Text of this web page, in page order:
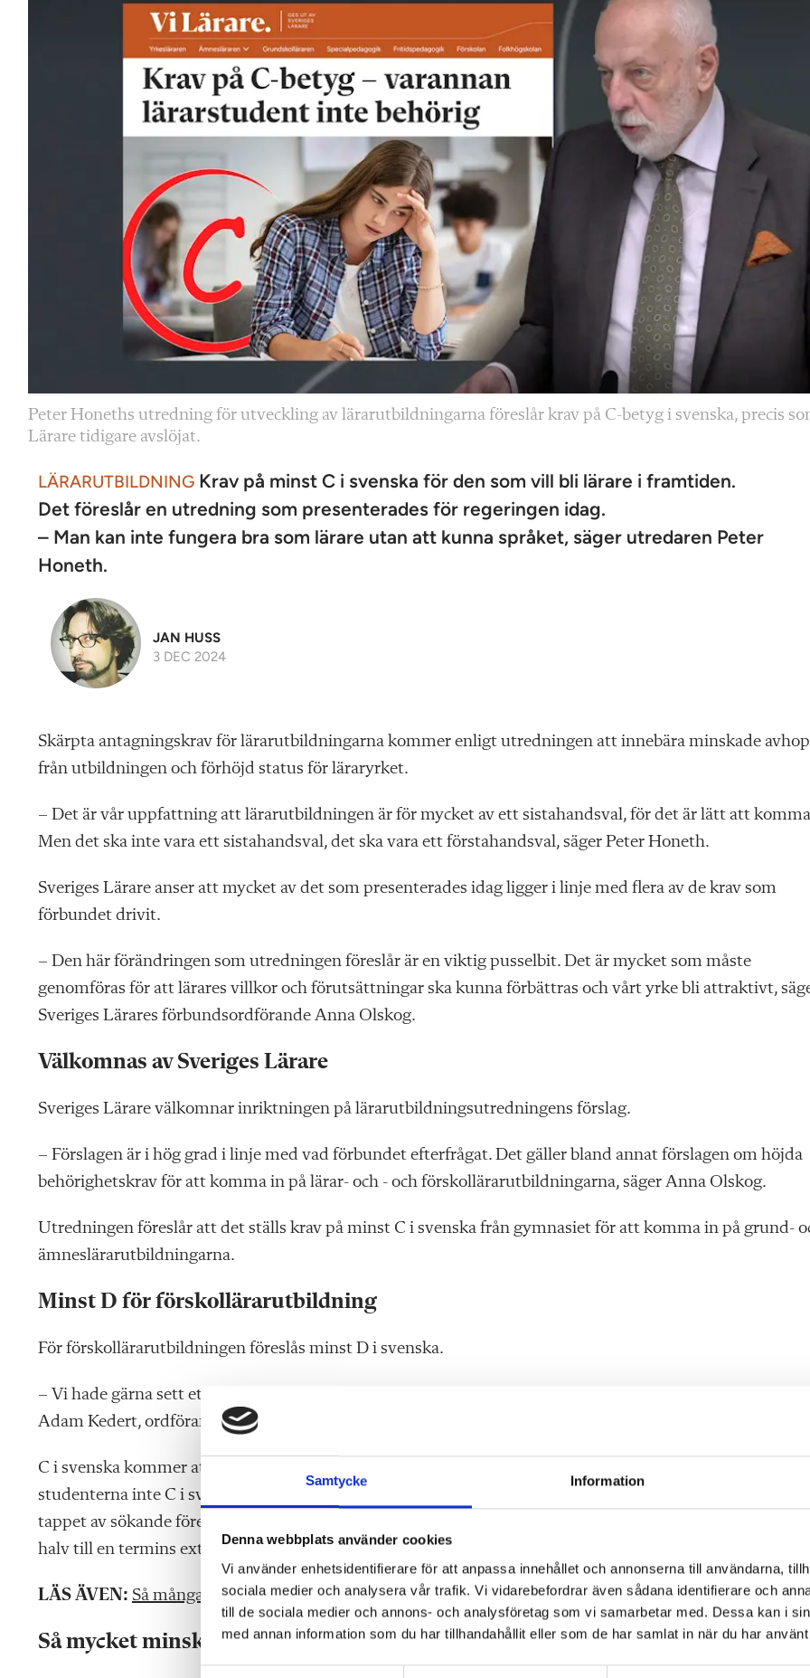
Samtycke Information
Denna webbplats använder cookies
Vi använder enhetsidentifierare för att anpassa innehållet och annonserna till användarna,
sociala medier och analysera vår trafik. Vi vidarebefordrar även sådana identifierare och
till de sociala medier och annons- och analysföretag som vi samarbetar med. Dessa kan i
med annan information som du har tillhandahållit eller som de har samlat in när du har
Peter Honeths utredning för utveckling av lärarutbildningarna föreslår krav på C-betyg i svenska, precis
Lärare tidigare avslöjat.
LÄRARUTBILDNING Krav på minst C i svenska för den som vill bli lärare i framtiden.
Det föreslår en utredning som presenterades för regeringen idag.
– Man kan inte fungera bra som lärare utan att kunna språket, säger utredaren Peter
Honeth.
JAN HUSS
3 DEC 2024
Skärpta antagningskrav för lärarutbildningarna kommer enligt utredningen att innebära minskade
från utbildningen och förhöjd status för läraryrket.
– Det är vår uppfattning att lärarutbildningen är för mycket av ett sistahandsval, för det är lätt att
Men det ska inte vara ett sistahandsval, det ska vara ett förstahandsval, säger Peter Honeth.
Sveriges Lärare anser att mycket av det som presenterades idag ligger i linje med flera av de krav som
förbundet drivit.
– Den här förändringen som utredningen föreslår är en viktig pusselbit. Det är mycket som måste
genomföras för att lärares villkor och förutsättningar ska kunna förbättras och vårt yrke bli attraktivt,
Sveriges Lärares förbundsordförande Anna Olskog.
Välkomnas av Sveriges Lärare
Sveriges Lärare välkomnar inriktningen på lärarutbildningsutredningens förslag.
– Förslagen är i hög grad i linje med vad förbundet efterfrågat. Det gäller bland annat förslagen om höjda
behörighetskrav för att komma in på lärar- och - och förskollärarutbildningarna, säger Anna Olskog.
Utredningen föreslår att det ställs krav på minst C i svenska från gymnasiet för att komma in på grund-
ämneslärarutbildningarna.
Minst D för förskollärarutbildning
För förskollärarutbildningen föreslås minst D i svenska.
– Vi hade gärna sett ett krav på C även där men utredaren för fram bra argument så vi accepterar det, säger
Adam Kedert, ordförande för Sveriges Lärarstudenter.
C i svenska kommer att slå hårt mot antalet nybörjarstudenter. För vissa lärosäten når 70 procent av
studenterna inte C i svenska idag, som
Vi Lärare kunde avslöja tidigare
tappet av sökande föreslås att de som inte når upp till kraven ska kunna komplettera sina betyg under en
halv till en termins extra studier på komvux eller på universitet.
LÄS ÄVEN: Så många lärarstudenter kan stoppas – i egna ämnet
Så mycket minskar antalet antagna